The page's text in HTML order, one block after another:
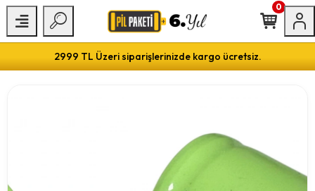
2999 TL Üzeri siparişlerinizde kargo ücretsiz.
0